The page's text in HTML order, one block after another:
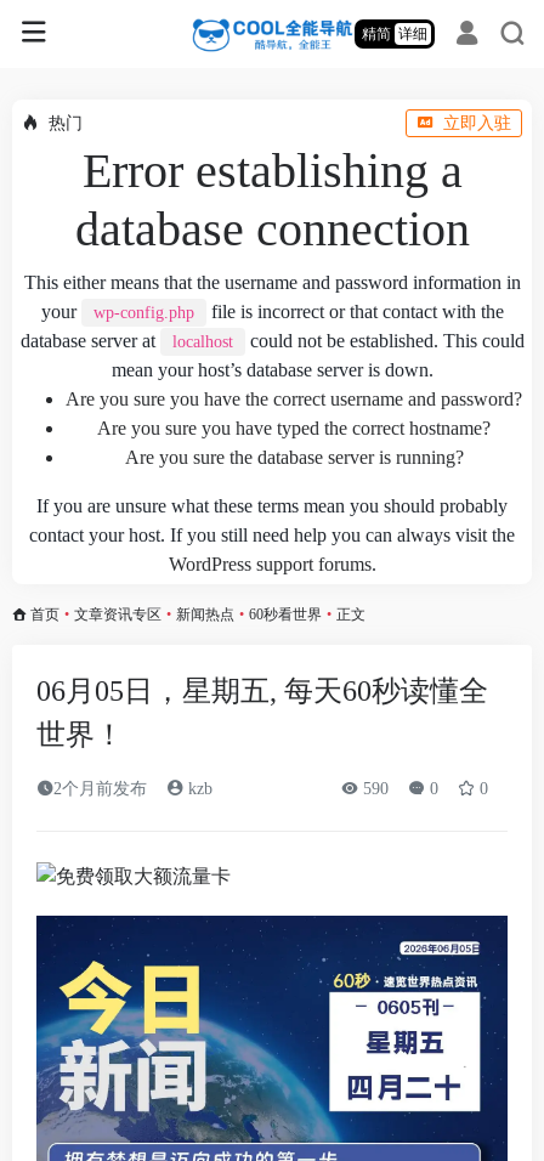
精简 详细
热门 立即入驻
Error establishing a
database connection
This either means that the username and password information in
your
wp-config.php
file is incorrect or that contact with the
database server at
localhost
could not be established. This could
mean your host’s database server is down.
Are you sure you have the correct username and password?
Are you sure you have typed the correct hostname?
Are you sure the database server is running?
If you are unsure what these terms mean you should probably
contact your host. If you still need help you can always visit the
WordPress support forums.
首页 • 文章资讯专区 • 新闻热点 • 60秒看世界 • 正文
06月05日，星期五, 每天60秒读懂全
世界！
2个月前发布 kzb 590 0 0